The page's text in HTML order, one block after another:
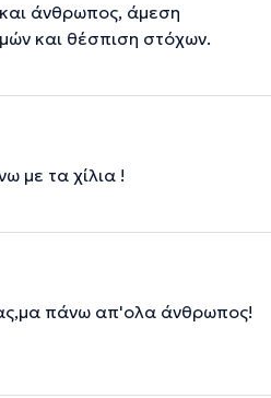
άνθρωπος, άμεση
και θέσπιση στόχων.
με τα χίλια !
πάνω απ'ολα άνθρωπος!